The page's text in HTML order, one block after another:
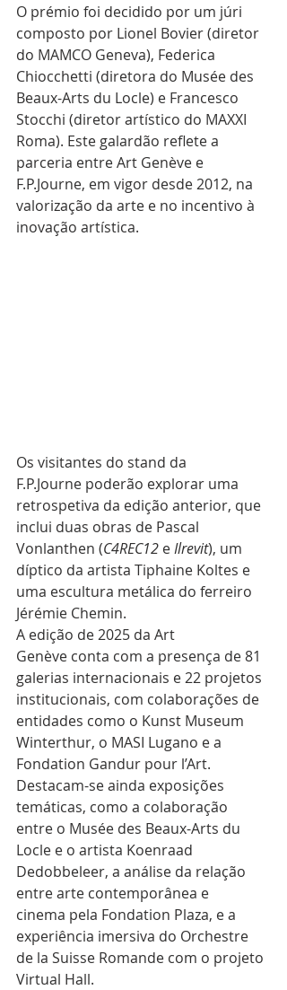
O prémio foi decidido por um júri
composto por Lionel Bovier (diretor
do MAMCO Geneva), Federica
Chiocchetti (diretora do Musée des
Beaux-Arts du Locle) e Francesco
Stocchi (diretor artístico do MAXXI
Roma). Este galardão reflete a
parceria entre Art Genève e
F.P.Journe, em vigor desde 2012, na
valorização da arte e no incentivo à
inovação artística.
Os visitantes do stand da
F.P.Journe poderão explorar uma
retrospetiva da edição anterior, que
inclui duas obras de Pascal
Vonlanthen (C4REC12 e Ilrevit), um
díptico da artista Tiphaine Koltes e
uma escultura metálica do ferreiro
Jérémie Chemin.
A edição de 2025 da Art
Genève conta com a presença de 81
galerias internacionais e 22 projetos
institucionais, com colaborações de
entidades como o Kunst Museum
Winterthur, o MASI Lugano e a
Fondation Gandur pour l’Art.
Destacam-se ainda exposições
temáticas, como a colaboração
entre o Musée des Beaux-Arts du
Locle e o artista Koenraad
Dedobbeleer, a análise da relação
entre arte contemporânea e
cinema pela Fondation Plaza, e a
experiência imersiva do Orchestre
de la Suisse Romande com o projeto
Virtual Hall.